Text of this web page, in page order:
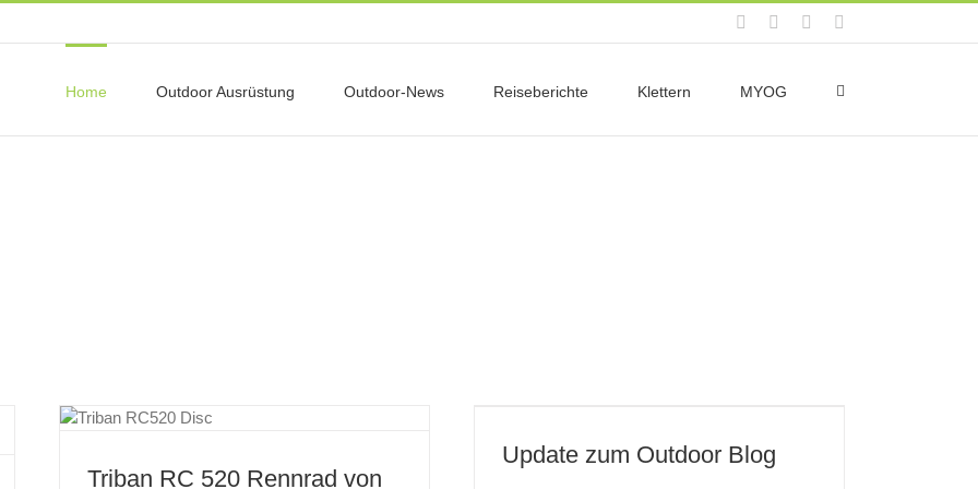
FacebookInstagram
Home Outdoor Ausrüstung Outdoor-News Reiseberichte Klettern MYOG
Triban RC 520 Rennrad von
Update zum Outdoor Blog